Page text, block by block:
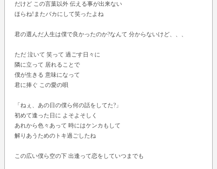
だけど この言葉以外 伝える事が出来ない
ほらね!またバカにして笑ったよね
君の選んだ人生は僕で良かったのか?なんて 分からないけど、、、
ただ 泣いて 笑って 過ごす日々に
隣に立って 居れることで
僕が生きる 意味になって
君に捧ぐ この愛の唄
「ねぇ、あの日の僕ら何の話をしてた?」
初めて逢った日に よそよそしく
あれから色々あって 時にはケンカもして
解りあうためのトキ過ごしたね
この広い僕ら空の下 出逢って恋をしていつまでも